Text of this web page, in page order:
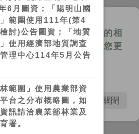
訣？如果您想了解圖台的相
看操作小秘訣說明，讓您更
6月圖資；「陽明山國
範圍使用111年(第4
討)公告圖資；「地質
使用經濟部地質調查
理中心114年5月公告
林範圍」使用農業部資
台之分布概略圖，如
訊請洽農業部林業及
署。